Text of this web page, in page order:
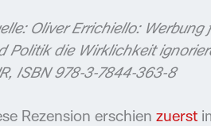
Oliver Errichiello:
Politik die Wirklichkeit
ISBN 978-3-7844-363-8
Rezension erschien zuerst